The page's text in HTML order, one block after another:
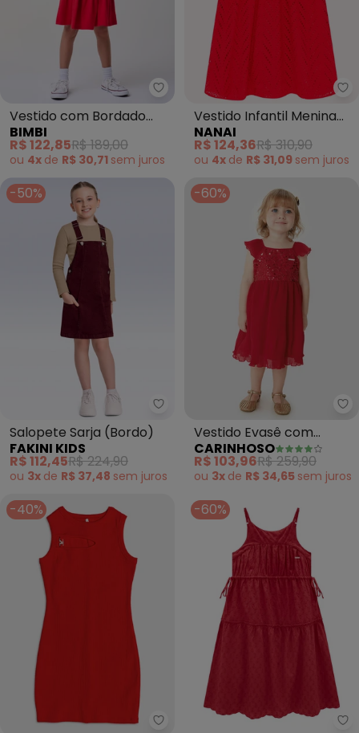
Bimbi - Vestido com Bordado
Vestido com Bordado
Inglês nas Mangas
(Vermelho)
BIMBI
R$ 122,85R$ 189,00
ou 4x de R$ 30,71 sem juros
Vestido Infantil Menina
em Laise (Vermelho)
NANAI
R$ 124,36R$ 310,90
ou 4x de R$ 31,09 sem juros
-50%
Fakini Kids - Salopete Sarja
Salopete Sarja (Bordo)
FAKINI KIDS
R$ 112,45R$ 224,90
ou 3x de R$ 37,48 sem juros
-60%
Vestido Evasê com
Lantejoulas (Vermelho)
CARINHOSO
R$ 103,96R$ 259,90
ou 3x de R$ 34,65 sem juros
-40% -60%